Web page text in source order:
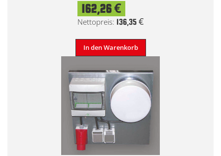
162,26 €
136,35 €
In den Warenkorb